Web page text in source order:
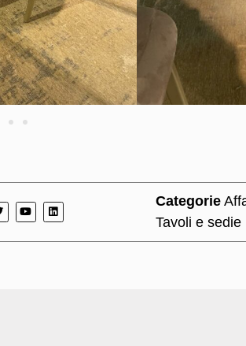
Categorie
Tavoli e sedie